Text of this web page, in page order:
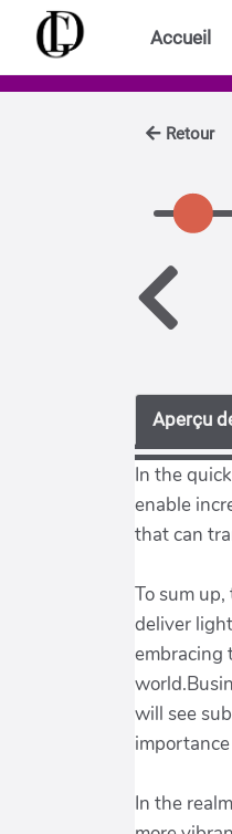
Aller au contenu principal
Accueil
Retour
Aperçu